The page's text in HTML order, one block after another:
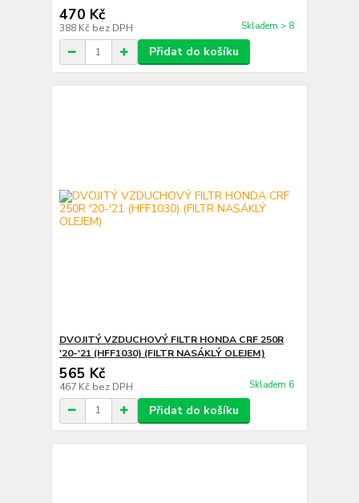
470 Kč
388 Kč bez DPH Skladem > 8
Přidat do košíku
DVOJITÝ VZDUCHOVÝ FILTR HONDA CRF 250R
'20-'21 (HFF1030) (FILTR NASÁKLÝ OLEJEM)
565 Kč
467 Kč bez DPH Skladem 6
Přidat do košíku